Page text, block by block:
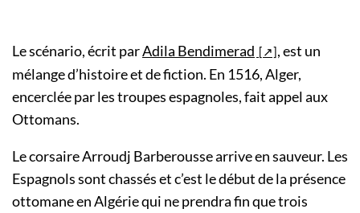
Le scénario, écrit parAdila Bendimerad
, est un
mélange d’histoire et de fiction. En 1516, Alger,
encerclée par les troupes espagnoles, fait appel aux
Ottomans.
Le corsaire Arroudj Barberousse arrive en sauveur. Les
Espagnols sont chassés et c’est le début de la présence
ottomane en Algérie qui ne prendra fin que trois